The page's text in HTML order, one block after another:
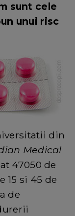
sunt cele
unui risc
din
Medical
47050 de
15 si 45 de
de